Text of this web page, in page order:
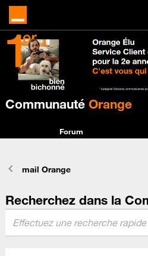
Communauté Orange
Forum
mail Orange
Recherchez dans la